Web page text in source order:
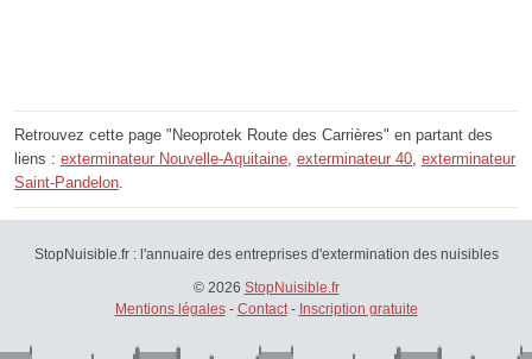
Retrouvez cette page "Neoprotek Route des Carrières" en partant des
liens : exterminateur Nouvelle-Aquitaine exterminateur 40 exterminateur
Saint-Pandelon
StopNuisible.fr : l'annuaire des entreprises d'extermination des nuisibles
© 2026 StopNuisible.fr
Mentions légales- Contact- Inscription gratuite